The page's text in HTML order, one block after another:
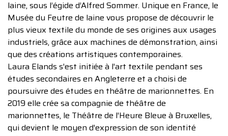
laine, sous l’égide d’Alfred Sommer. Unique en France, le
Musée du Feutre de laine vous propose de découvrir le
plus vieux textile du monde de ses origines aux usages
industriels, grâce aux machines de démonstration, ainsi
que des créations artistiques contemporaines.
Laura Elands s'est initiée à l'art textile pendant ses
études secondaires en Angleterre et a choisi de
poursuivre des études en théâtre de marionnettes. En
2019 elle crée sa compagnie de théâtre de
marionnettes, le Théâtre de l'Heure Bleue à Bruxelles,
qui devient le moyen d'expression de son identité